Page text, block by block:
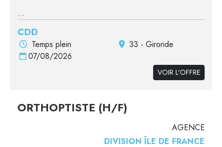
...
CDD
Temps plein
33 - Gironde
07/08/2026
VOIR L'OFFRE
ORTHOPTISTE (H/F)
AGENCE
DIVISION ÎLE DE FRANCE